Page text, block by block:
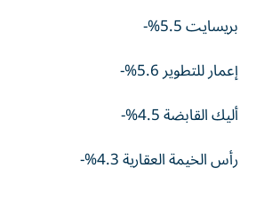
بريسايت 5.5%-
إعمار للتطوير 5.6%-
أليك القابضة 4.5%-
رأس الخيمة العقارية 4.3%-